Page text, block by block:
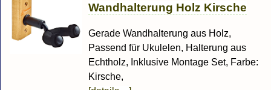
Wandhalterung Holz Kirsche
Gerade Wandhalterung aus Holz,
Passend für Ukulelen, Halterung aus
Echtholz, Inklusive Montage Set, Farbe:
Kirsche,